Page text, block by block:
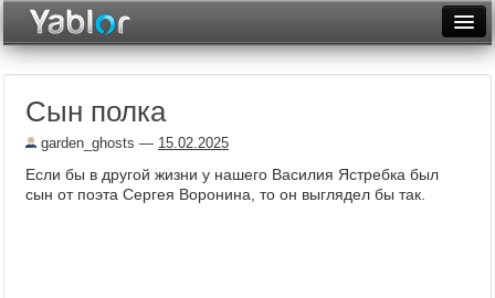
Месяц
Рейтинги
Сын полка
garden_ghosts — 15.02.2025
Если бы в другой жизни у нашего Василия Ястребка был
сын от поэта Сергея Воронина, то он выглядел бы так.